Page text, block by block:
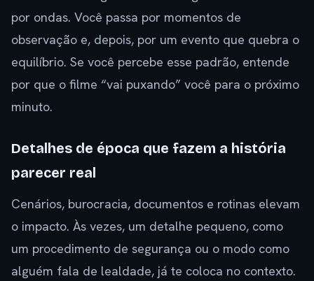
por ondas. Você passa por momentos de
observação e, depois, por um evento que quebra o
equilíbrio. Se você percebe esse padrão, entende
por que o filme “vai puxando” você para o próximo
minuto.
Detalhes de época que fazem a história
parecer real
Cenários, burocracia, documentos e rotinas elevam
o impacto. Às vezes, um detalhe pequeno, como
um procedimento de segurança ou o modo como
alguém fala de lealdade, já te coloca no contexto.